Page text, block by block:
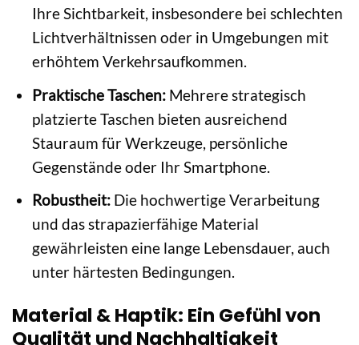
Ihre Sichtbarkeit, insbesondere bei schlechten
Lichtverhältnissen oder in Umgebungen mit
erhöhtem Verkehrsaufkommen.
Praktische Taschen:Mehrere strategisch
platzierte Taschen bieten ausreichend
Stauraum für Werkzeuge, persönliche
Gegenstände oder Ihr Smartphone.
Robustheit:Die hochwertige Verarbeitung
und das strapazierfähige Material
gewährleisten eine lange Lebensdauer, auch
unter härtesten Bedingungen.
Material & Haptik: Ein Gefühl von
Qualität und Nachhaltigkeit